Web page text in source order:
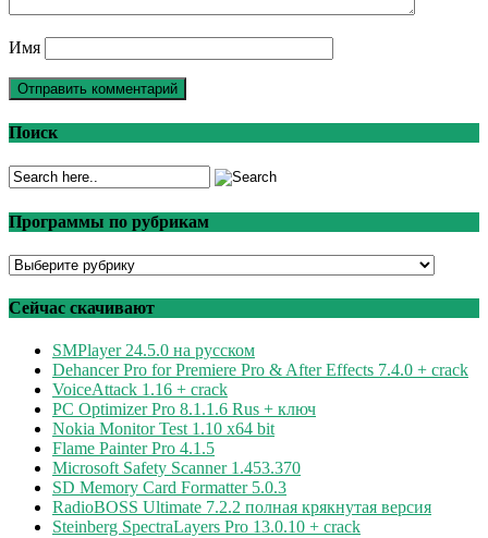
Имя
Поиск
Программы по рубрикам
Программы
рубрикам
Сейчас скачивают
SMPlayer 24.5.0 на русском
Dehancer Pro for Premiere Pro & After Effects 7.4.0 + crack
VoiceAttack 1.16 + crack
PC Optimizer Pro 8.1.1.6 Rus + ключ
Nokia Monitor Test 1.10 x64 bit
Flame Painter Pro 4.1.5
Microsoft Safety Scanner 1.453.370
SD Memory Card Formatter 5.0.3
RadioBOSS Ultimate 7.2.2 полная крякнутая версия
Steinberg SpectraLayers Pro 13.0.10 + crack